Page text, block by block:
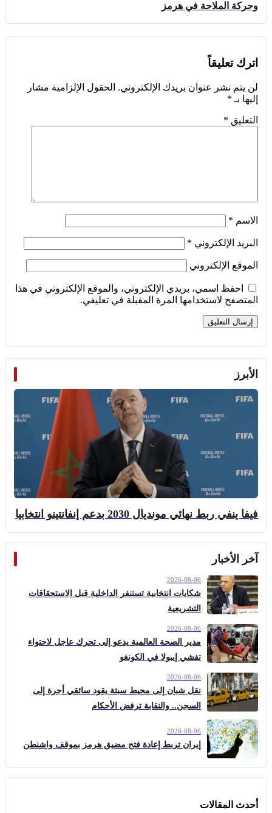
وحركة الملاحة في هرمز
اترك تعليقاً
لن يتم نشر عنوان بريدك الإلكتروني. الحقول الإلزامية مشار
إليها بـ *
التعليق *
الاسم *
البريد الإلكتروني *
الموقع الإلكتروني
احفظ اسمي، بريدي الإلكتروني، والموقع الإلكتروني في هذا
المتصفح لاستخدامها المرة المقبلة في تعليقي.
الأبرز
فيفا ينفي ربط نهائي مونديال 2030 بدعم إنفانتينو انتخابيا
آخر الأخبار
2026-08-06
شكايات انتخابية تستنفر الداخلية قبل الاستحقاقات
التشريعية
2026-08-06
مدير الصحة العالمية يدعو إلى تحرك عاجل لاحتواء
تفشي إيبولا في الكونغو
2026-08-06
نقل شبان إلى محيط سبتة يقود سائقي أجرة إلى
السجن.. والنقابة ترفض الأحكام
2026-08-06
إيران تربط إعادة فتح مضيق هرمز بموقف واشنطن
أحدث المقالات